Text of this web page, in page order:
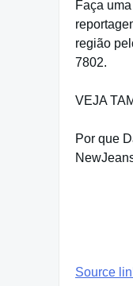
Faça
região
7802.
VEJA
Por que
Source